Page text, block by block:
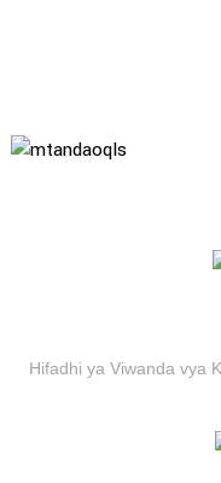
Hifadhi ya Viwanda vya